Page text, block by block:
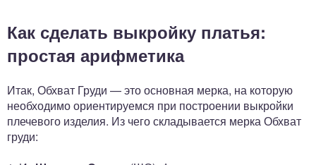
Как сделать выкройку платья:
простая арифметика
Итак, Обхват Груди — это основная мерка, на которую
необходимо ориентируемся при построении выкройки
плечевого изделия. Из чего складывается мерка Обхват
груди: